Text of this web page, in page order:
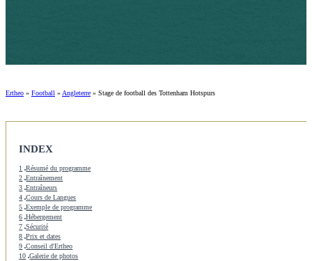
Ertheo » Football » Angleterre » Stage de football des Tottenham Hotspurs
INDEX
1 Résumé du programme
2 Entraînement
3 Entraîneurs
4 Cours de Langues
5 Exemple de programme
6 Hébergement
7 Sécurité
8 Prix et dates
9 Conseil d'Ertheo
10 Galerie de photos